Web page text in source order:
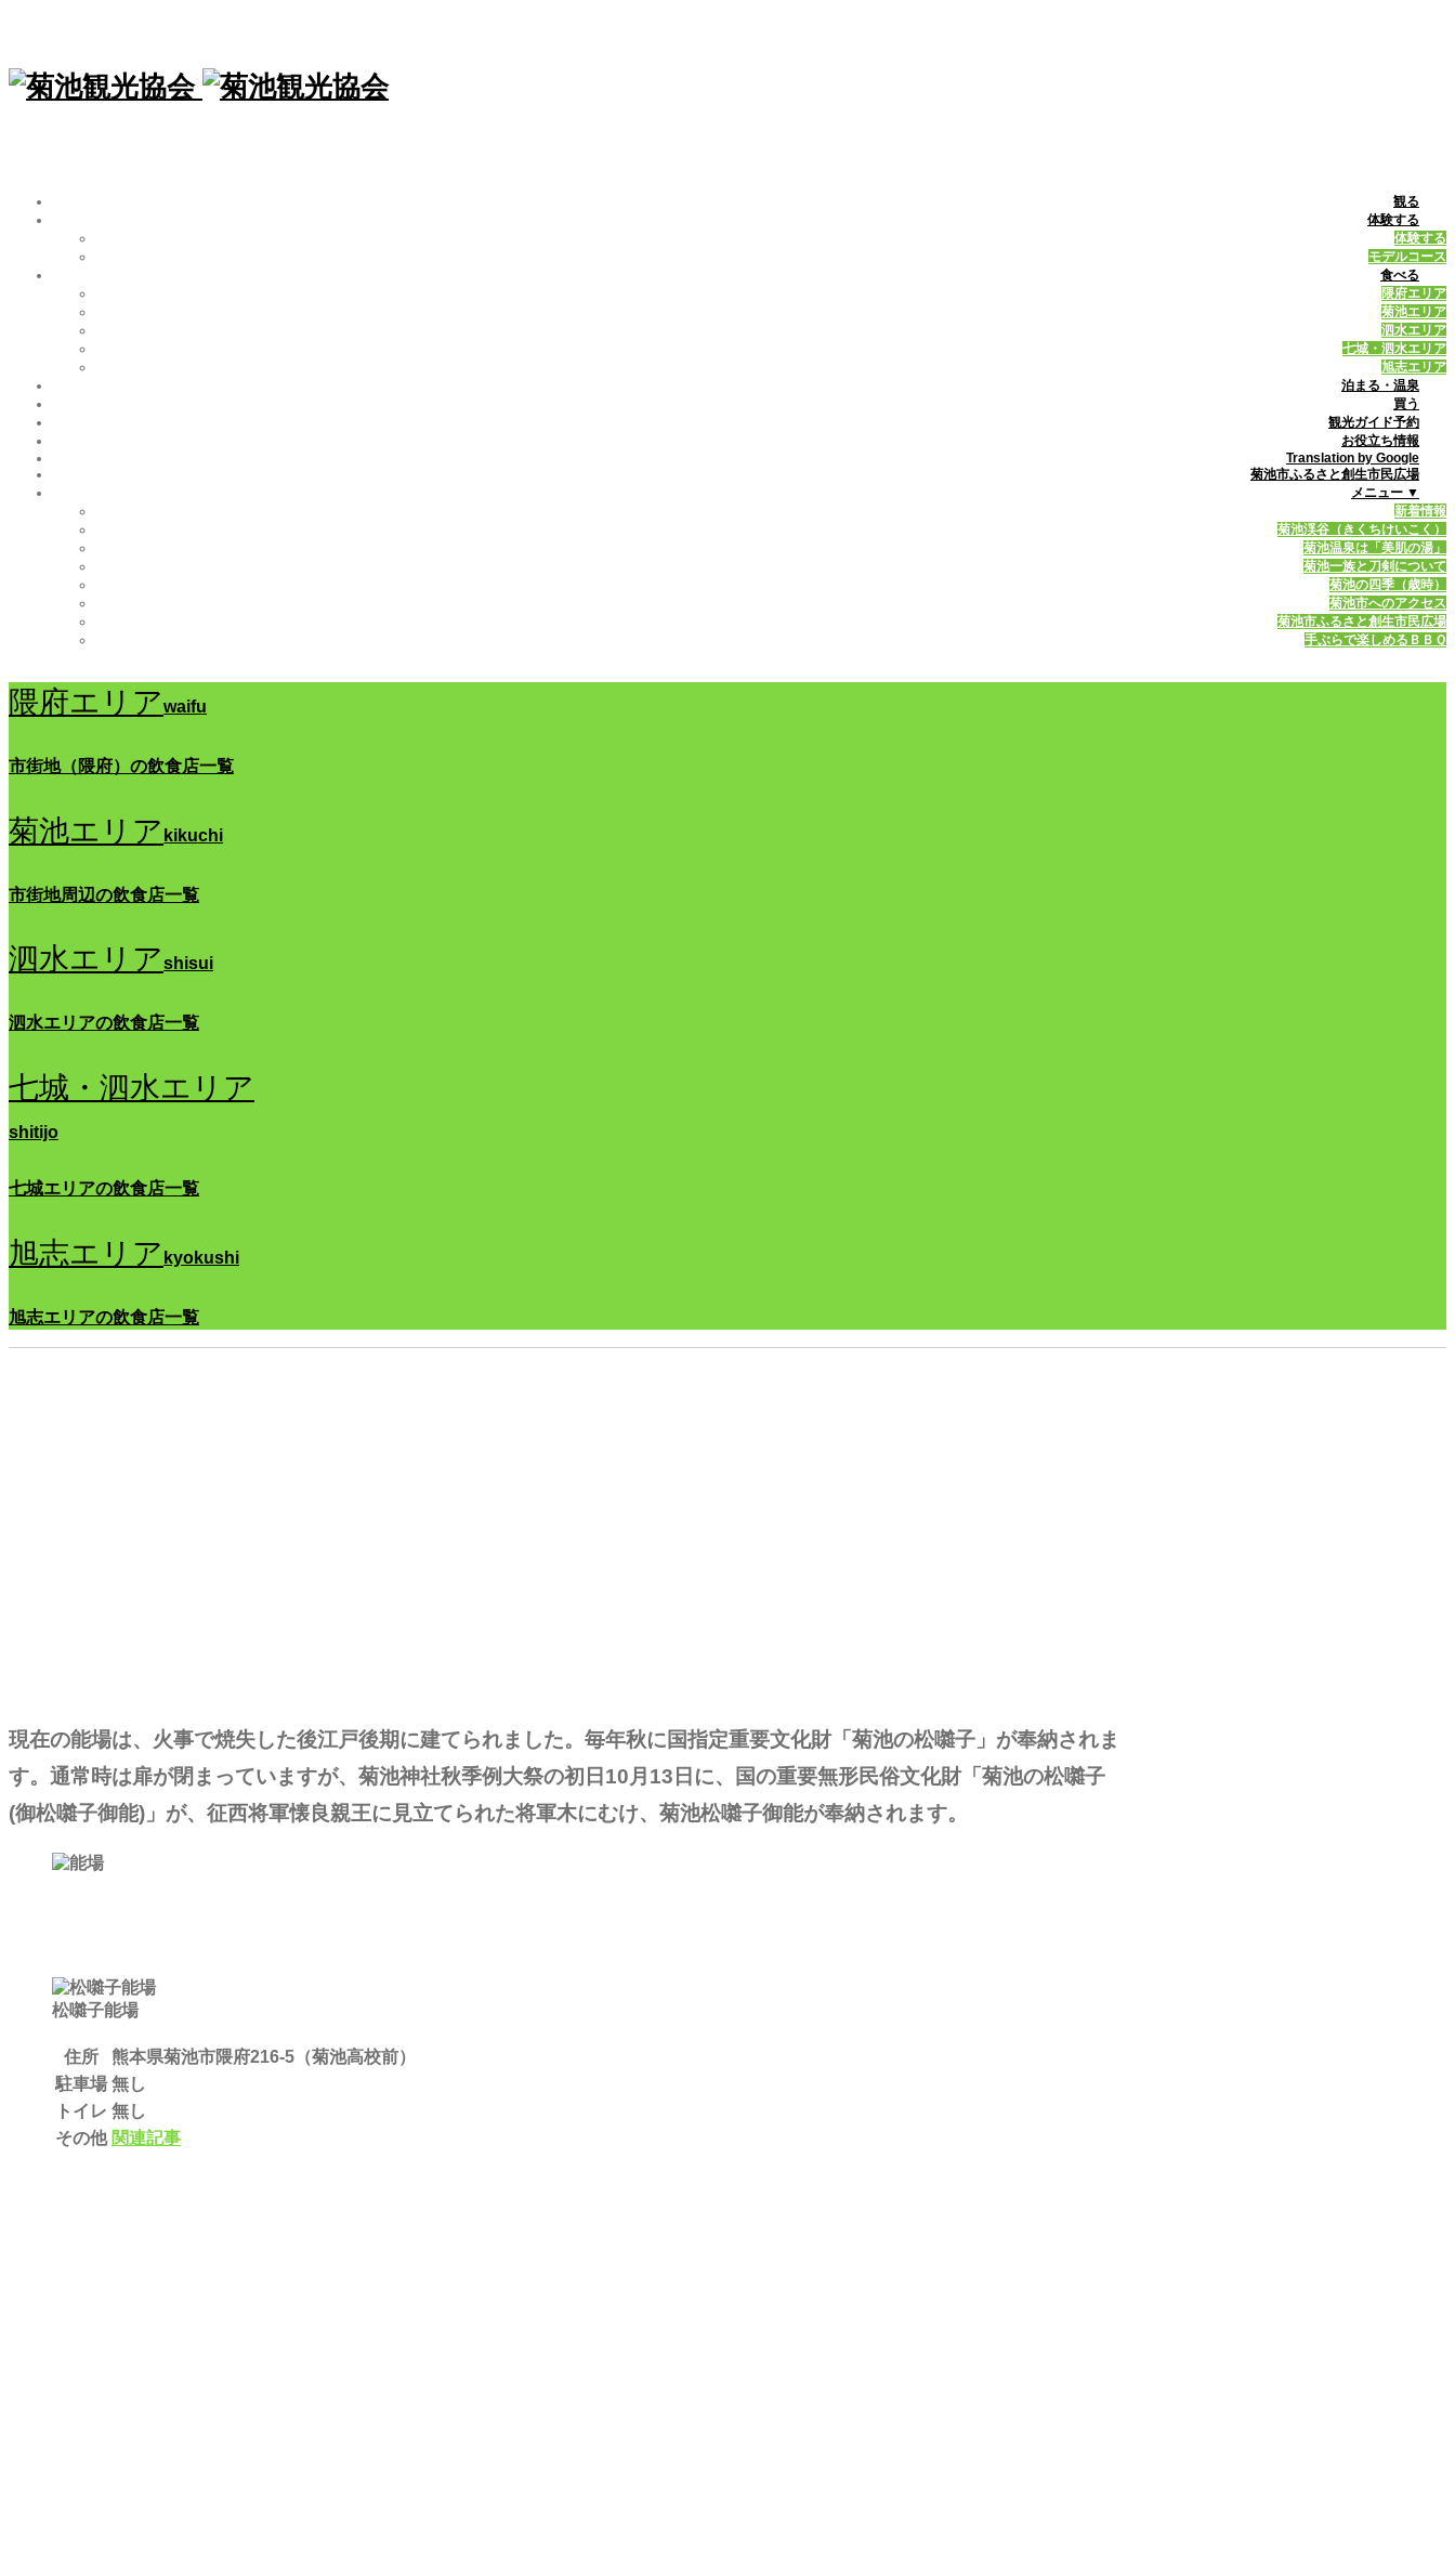
観る
体験する
体験する
モデルコース
食べる
隈府エリア
菊池エリア
泗水エリア
七城・泗水エリア
旭志エリア
泊まる・温泉
買う
観光ガイド予約
お役立ち情報
Translation by Google
菊池市ふるさと創生市民広場
メニュー ▼
新着情報
菊池渓谷（きくちけいこく）
菊池温泉は「美肌の湯」
菊池一族と刀剣について
菊池の四季（歳時）
菊池市へのアクセス
菊池市ふるさと創生市民広場
手ぶらで楽しめるＢＢＱ
隈府エリアwaifu
市街地（隈府）の飲食店一覧
菊池エリア kikuchi
市街地周辺の飲食店一覧
泗水エリアshisui
泗水エリアの飲食店一覧
七城・泗水エリア
shitijo
七城エリアの飲食店一覧
旭志エリア kyokushi
旭志エリアの飲食店一覧
現在の能場は、火事で焼失した後江戸後期に建てられました。毎年秋に国指定重要文化財「菊池の松囃子」が奉納されま
す。通常時は扉が閉まっていますが、菊池神社秋季例大祭の初日10月13日に、国の重要無形民俗文化財「菊池の松囃子
(御松囃子御能)」が、征西将軍懐良親王に見立てられた将軍木にむけ、菊池松囃子御能が奉納されます。
松囃子能場
住所
熊本県菊池市隈府216-5（菊池高校前）
駐車場 無し
トイレ 無し
その他 関連記事